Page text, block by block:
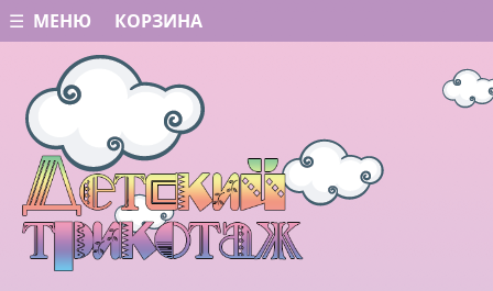
☰ МЕНЮ КОРЗИНА